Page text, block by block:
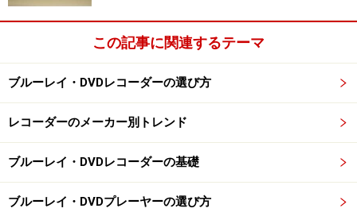
この記事に関連するテーマ
ブルーレイ・DVDレコーダーの選び方
レコーダーのメーカー別トレンド
ブルーレイ・DVDレコーダーの基礎
ブルーレイ・DVDプレーヤーの選び方